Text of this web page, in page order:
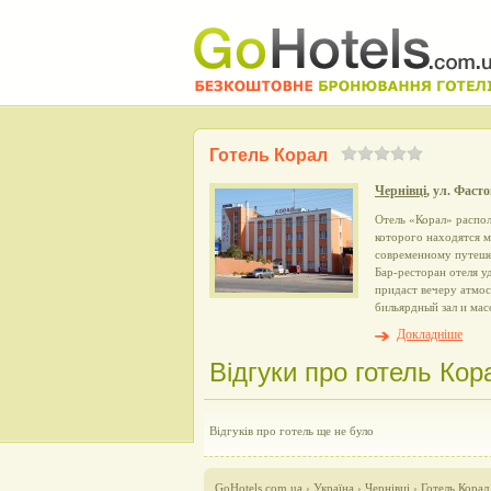
Готель Корал
Чернівці, ул.
Отель «Корал»
которого находятся
современному
Бар-ресторан отеля
придаст вечеру
бильярдный зал и
Докладніше
Відгуки про готель
Відгуків про готель ще не було
GoHotels.com.ua › Україна › Чернівці › Готель Корал